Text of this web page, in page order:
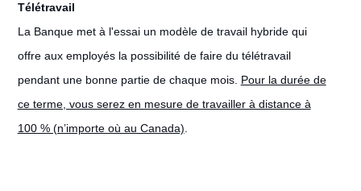
Télétravail
La Banque met à l'essai un modèle de travail hybride qui
offre aux employés la possibilité de faire du télétravail
pendant une bonne partie de chaque mois. Pour la durée de
ce terme, vous serez en mesure de travailler à distance à
100 % (n’importe où au Canada)